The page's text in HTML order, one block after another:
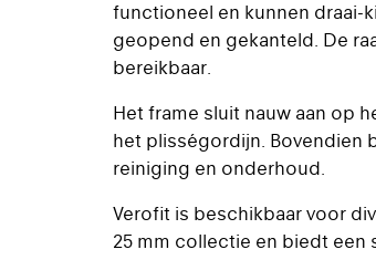
functioneel en kunnen draai-
geopend en gekanteld. De
bereikbaar.
Het frame sluit nauw aan op
het plisségordijn. Bovendien
reiniging en onderhoud.
Verofit is beschikbaar voor
25 mm collectie en biedt een